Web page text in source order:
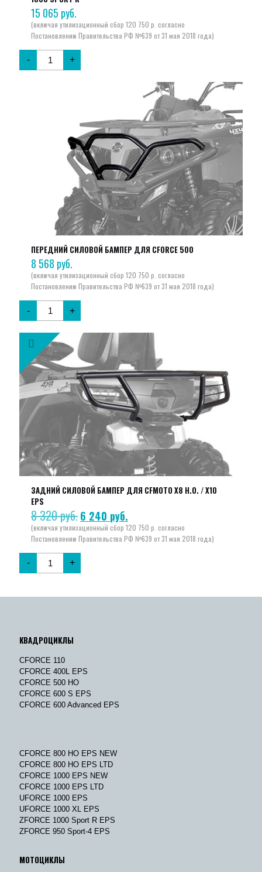
15 065 руб.
- +
ПЕРЕДНИЙ СИЛОВОЙ БАМПЕР ДЛЯ CFORCE 500
8 568 руб.
- +
ЗАДНИЙ СИЛОВОЙ БАМПЕР ДЛЯ CFMOTO X8 H.O. / X10
EPS
8 320руб.Первоначальная
цена
составляла
8
6 240 руб.
цена:
6
- +
КВАДРОЦИКЛЫ
CFORCE 110
CFORCE 400L EPS
CFORCE 500 HO
CFORCE 600 S EPS
CFORCE 600 Advanced EPS
CFORCE 800 HO EPS NEW
CFORCE 800 HO EPS LTD
CFORCE 1000 EPS NEW
CFORCE 1000 EPS LTD
UFORCE 1000 EPS
UFORCE 1000 XL EPS
ZFORCE 1000 Sport R EPS
ZFORCE 950 Sport-4 EPS
МОТОЦИКЛЫ